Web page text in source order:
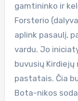
gamtininko ir
Forsterio
aplink pasaulį,
vardu. Jo
buvusių
pastatais. Čia
Bota-nikos